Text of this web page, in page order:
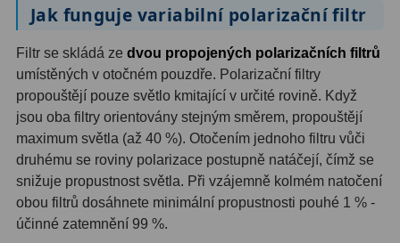
Barlow 3x 12
Barlow 4x3
Barlow 5x 8
Převracecí4
Hledáčky28
Jak funguje variabilní polarizační filtr
Filtr se skládá ze dvou propojených polarizačních filtrů
umístěných v otočném pouzdře. Polarizační filtry
propouštějí pouze světlo kmitající v určité rovině. Když
jsou oba filtry orientovány stejným směrem, propouštějí
maximum světla (až 40 %). Otočením jednoho filtru vůči
druhému se roviny polarizace postupně natáčejí, čímž se
snižuje propustnost světla. Při vzájemně kolmém natočení
obou filtrů dosáhnete minimální propustnosti pouhé 1 % -
účinné zatemnění 99 %.